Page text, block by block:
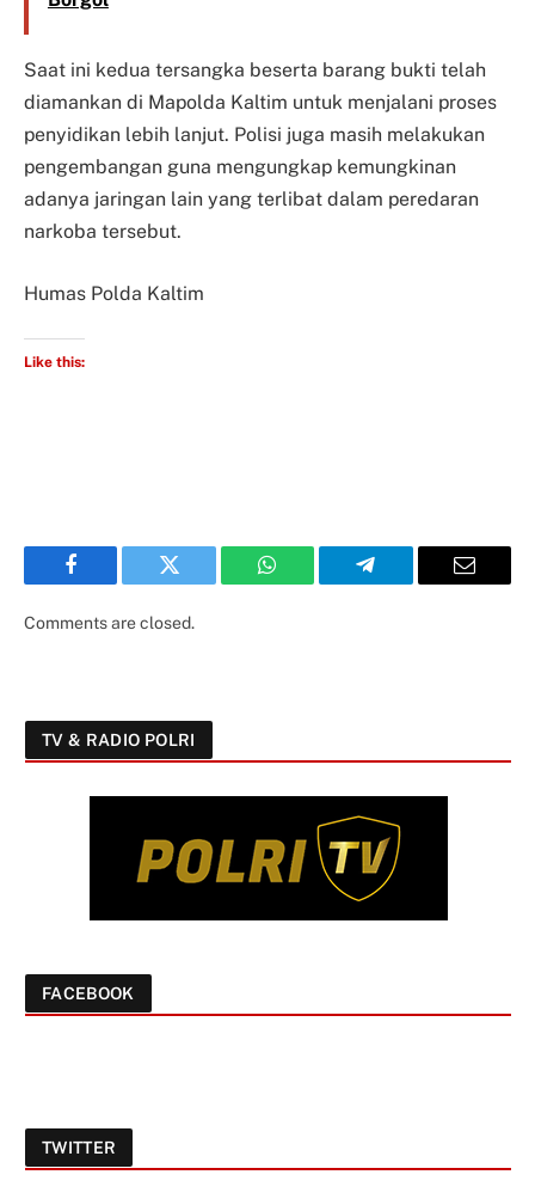
Saat ini kedua tersangka beserta barang bukti telah
diamankan di Mapolda Kaltim untuk menjalani proses
penyidikan lebih lanjut. Polisi juga masih melakukan
pengembangan guna mengungkap kemungkinan
adanya jaringan lain yang terlibat dalam peredaran
narkoba tersebut.
Humas Polda Kaltim
Like this:
Facebook Twitter WhatsApp Telegram Email
Comments are closed.
TV & RADIO POLRI
FACEBOOK
TWITTER